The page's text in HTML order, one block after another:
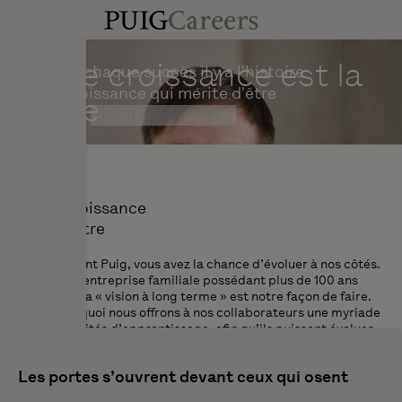
Votre croissance est la
nôtre
Derrière chaque succès il y a l'histoire
d'une croissance qui mérite d'être
racontée••• Voir les histoires
Les portes s’ouvrent devant ceux qui osent
croissance
est la nôtre
En rejoignant Puig, vous avez la chance d’évoluer à nos côtés.
En tant qu’entreprise familiale possédant plus de 100 ans
d’histoire, la « vision à long terme » est notre façon de faire.
C’est pourquoi nous offrons à nos collaborateurs une myriade
d’opportunités d’apprentissage, afin qu’ils puissent évoluer
grandissez, nous grandissons tous.